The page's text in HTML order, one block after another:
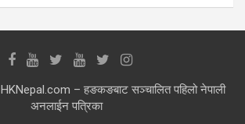
HKNepal.com – हङकङबाट सञ्चालित पहिलो नेपाली
अनलाईन पत्रिका